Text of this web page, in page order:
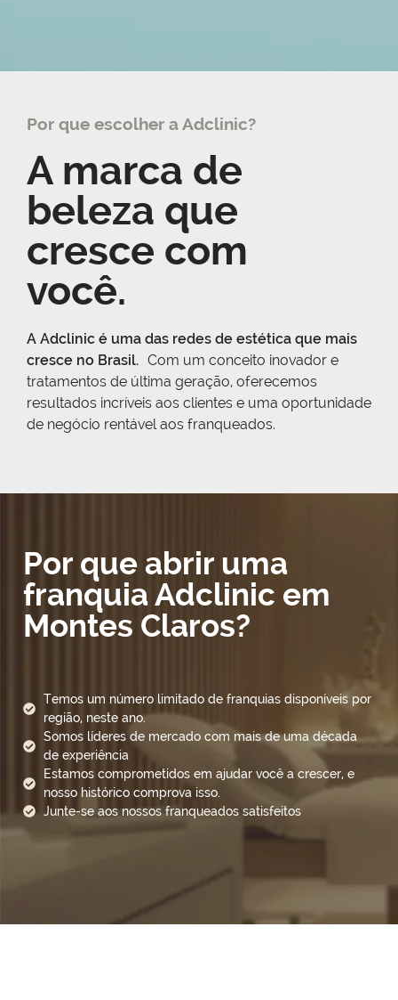
Por que escolher a Adclinic?
A marca de
beleza que
cresce com
você.
A Adclinic é uma das redes de estética que mais
cresce no Brasil. Com um conceito inovador e
tratamentos de última geração, oferecemos
resultados incríveis aos clientes e uma oportunidade
de negócio rentável aos franqueados.
Por que abrir uma
franquia Adclinic em
Montes Claros?
Temos um número limitado de franquias disponíveis por
região, neste ano.
Somos líderes de mercado com mais de uma década
de experiência
Estamos comprometidos em ajudar você a crescer, e
nosso histórico comprova isso.
Junte-se aos nossos franqueados satisfeitos